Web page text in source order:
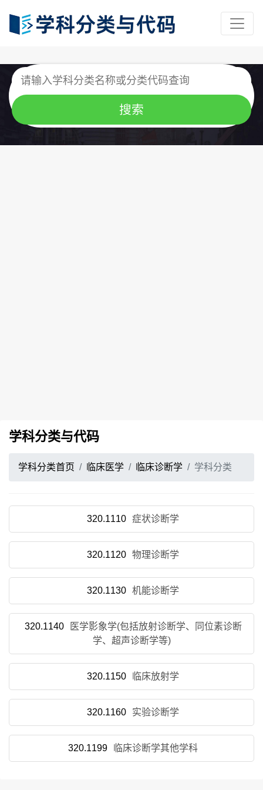
学科分类与代码
学科分类首页 临床医学 临床诊断学 学科分类
320.1110 症状诊断学
320.1120 物理诊断学
320.1130 机能诊断学
320.1140
医学影象学(包括放射诊断学、同位素诊断
学、超声诊断学等)
320.1150 临床放射学
320.1160 实验诊断学
320.1199 临床诊断学其他学科